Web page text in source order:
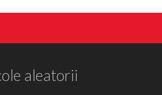
aleatorii